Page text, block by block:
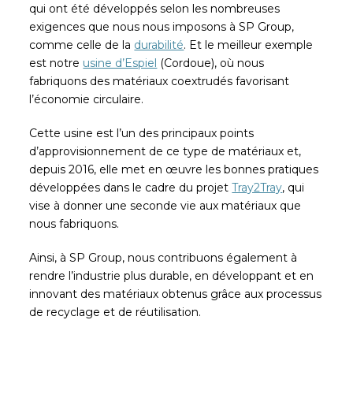
qui ont été développés selon les nombreuses
exigences que nous nous imposons à SP Group,
comme celle de la durabilité. Et le meilleur exemple
est notre usine d’Espiel (Cordoue), où nous
fabriquons des matériaux coextrudés favorisant
l’économie circulaire.
Cette usine est l’un des principaux points
d’approvisionnement de ce type de matériaux et,
depuis 2016, elle met en œuvre les bonnes pratiques
développées dans le cadre du projetTray2Tray, qui
vise à donner une seconde vie aux matériaux que
nous fabriquons.
Ainsi, à SP Group, nous contribuons également à
rendre l’industrie plus durable, en développant et en
innovant des matériaux obtenus grâce aux processus
de recyclage et de réutilisation.